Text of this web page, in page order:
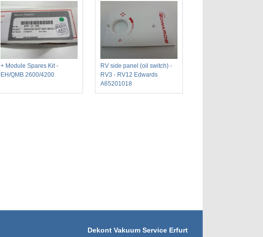
+ Module Spares Kit -
EH/QMB 2600/4200
RV side panel (oil switch) -
RV3 - RV12 Edwards
A65201018
Dekont Vakuum Service Erfurt